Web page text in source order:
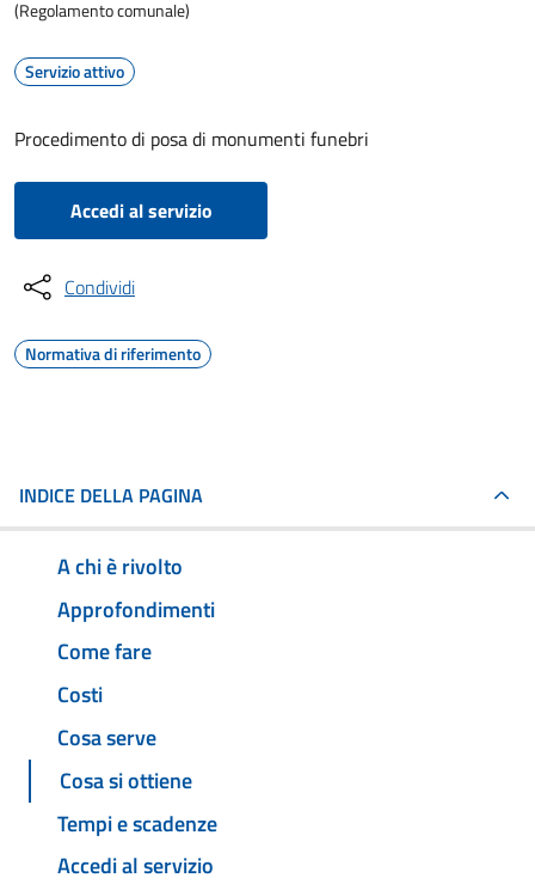
(Regolamento comunale)
Servizio attivo
Procedimento di posa di monumenti funebri
Accedi al servizio
Condividi
Normativa di riferimento
INDICE DELLA PAGINA
A chi è rivolto
Approfondimenti
Come fare
Costi
Cosa serve
Cosa si ottiene
Tempi e scadenze
Accedi al servizio